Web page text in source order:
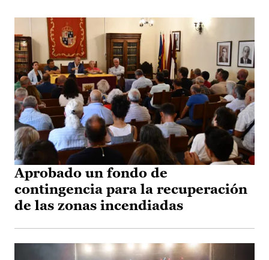
Aprobado un fondo de
contingencia para la recuperación
de las zonas incendiadas